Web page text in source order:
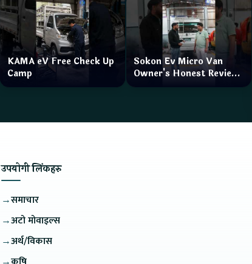
KAMA eV Free Check Up
Camp
Sokon Ev Micro Van
Owner's Honest Review
How is the service?
उपयोगी लिंकहरु
→समाचार
→अटो मोवाइल्स
→अर्थ/विकास